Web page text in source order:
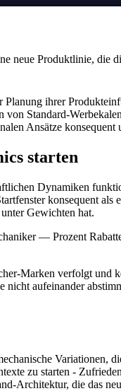
Produktlinie, die
ihrer
Standard-
Ansätze konsequent
starten
Dynamiken
konsequent
Gewichten hat.
— Prozent
Marken verfolgt
aufeinander
zu starten -
Architektur, die das